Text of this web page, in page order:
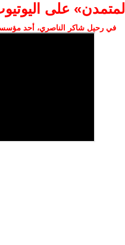
على
في رحيل شاكر الناصري، أحد